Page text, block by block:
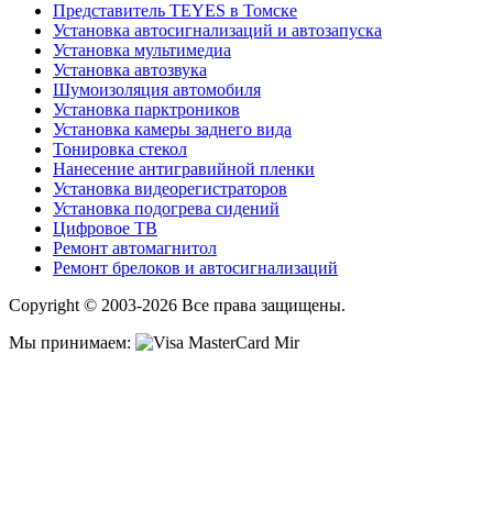
Представитель TEYES в Томске
Установка автосигнализаций и автозапуска
Установка мультимедиа
Установка автозвука
Шумоизоляция автомобиля
Установка парктроников
Установка камеры заднего вида
Тонировка стекол
Нанесение антигравийной пленки
Установка видеорегистраторов
Установка подогрева сидений
Цифровое ТВ
Ремонт автомагнитол
Ремонт брелоков и автосигнализаций
Copyright © 2003-2026 Все права защищены.
Мы принимаем: